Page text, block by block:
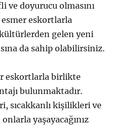
ve doyurucu olmasını
esmer eskortlarla
gelen yeni
da sahip olabilirsiniz.
eskortlarla birlikte
bulunmaktadır.
sıcakkanlı kişilikleri ve
yaşayacağınız